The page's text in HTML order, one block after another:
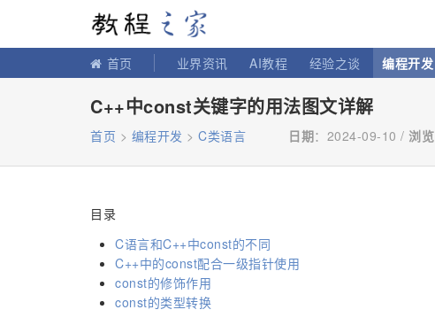
首页 业界资讯 AI教程 经验之谈 编程开发
C++中const关键字的用法图文详解
首页 > 编程开发 > C类语言 日期：2024-09-10 / 浏览
目录
C语言和C++中const的不同
C++中的const配合一级指针使用
const的修饰作用
const的类型转换